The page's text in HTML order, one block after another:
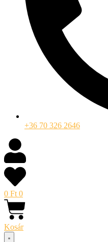
+36 70 326 2646
0 Ft 0
Kosár